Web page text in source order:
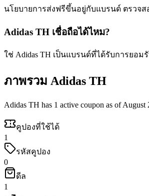
นโยบายการส่งฟรีขึ้นอยู่กับแบรนด์ ตรวจส
Adidas TH เชื่อถือได้ไหม?
ใช่ Adidas TH เป็นแบรนด์ที่ได้รับการยอม
ภาพรวม Adidas TH
Adidas TH has 1 active coupon as of August
คูปองที่ใช้ได้
1
รหัสคูปอง
0
ดีล
1